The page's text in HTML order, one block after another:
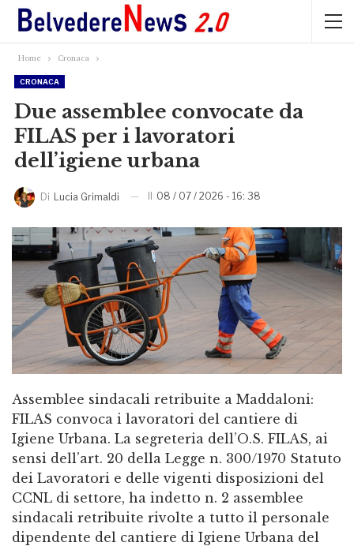
Home Cronaca
CRONACA
Due assemblee convocate da
FILAS per i lavoratori
dell’igiene urbana
Di Lucia Grimaldi 08 / 07 / 2026 - 16: 38
Assemblee sindacali retribuite a Maddaloni:
FILAS convoca i lavoratori del cantiere di
Igiene Urbana. La segreteria dell’O.S. FILAS, ai
sensi dell’art. 20 della Legge n. 300/1970 Statuto
dei Lavoratori e delle vigenti disposizioni del
CCNL di settore, ha indetto n. 2 assemblee
sindacali retribuite rivolte a tutto il personale
dipendente del cantiere di Igiene Urbana del